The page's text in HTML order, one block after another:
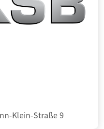
Klein-Straße 9